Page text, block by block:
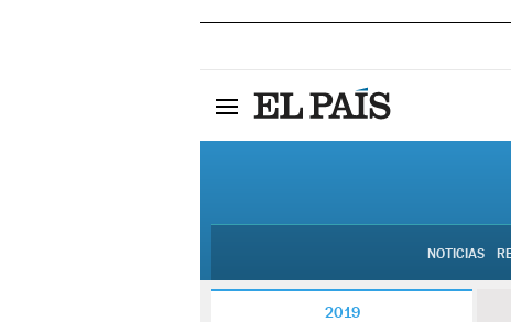
NOTICIAS
2019